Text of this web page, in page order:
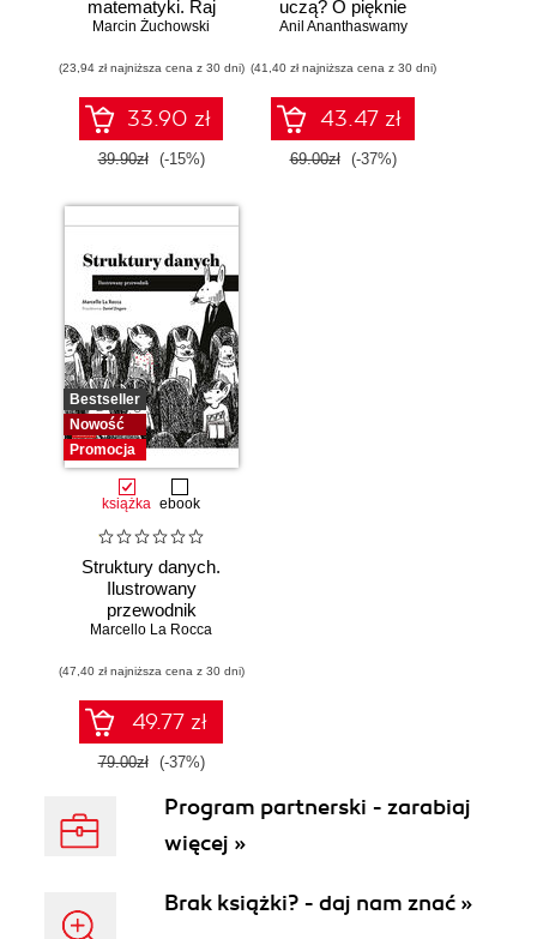
matematyki. Raj
Cantora bez
Marcin Żuchowski
(23,94 zł najniższa cena z 30 dni)
33.90 zł
39.90zł (-15%)
uczą? O pięknie
matematyki i
współczesnej
sztucznej
inteligencji
Anil Ananthaswamy
(41,40 zł najniższa cena z 30 dni)
43.47 zł
69.00zł (-37%)
Bestseller
Nowość
Promocja
książka ebook
Struktury danych.
Ilustrowany
przewodnik
Marcello La Rocca
(47,40 zł najniższa cena z 30 dni)
49.77 zł
79.00zł (-37%)
Program partnerski - zarabiaj
więcej »
Brak książki? - daj nam znać »